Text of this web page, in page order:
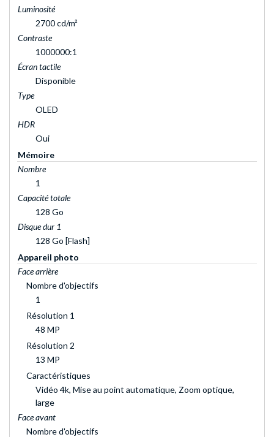
Luminosité
2700 cd/m²
Contraste
1000000:1
Écran tactile
Disponible
Type
OLED
HDR
Oui
Mémoire
Nombre
1
Capacité totale
128 Go
Disque dur 1
128 Go [Flash]
Appareil photo
Face arrière
Nombre d'objectifs
1
Résolution 1
48 MP
Résolution 2
13 MP
Caractéristiques
Vidéo 4k, Mise au point automatique, Zoom optique,
large
Face avant
Nombre d'objectifs